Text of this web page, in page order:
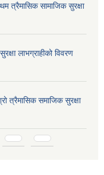
सामाजिक सुरक्षा
लाभग्राहीको विवरण
समाजिक सुरक्षा